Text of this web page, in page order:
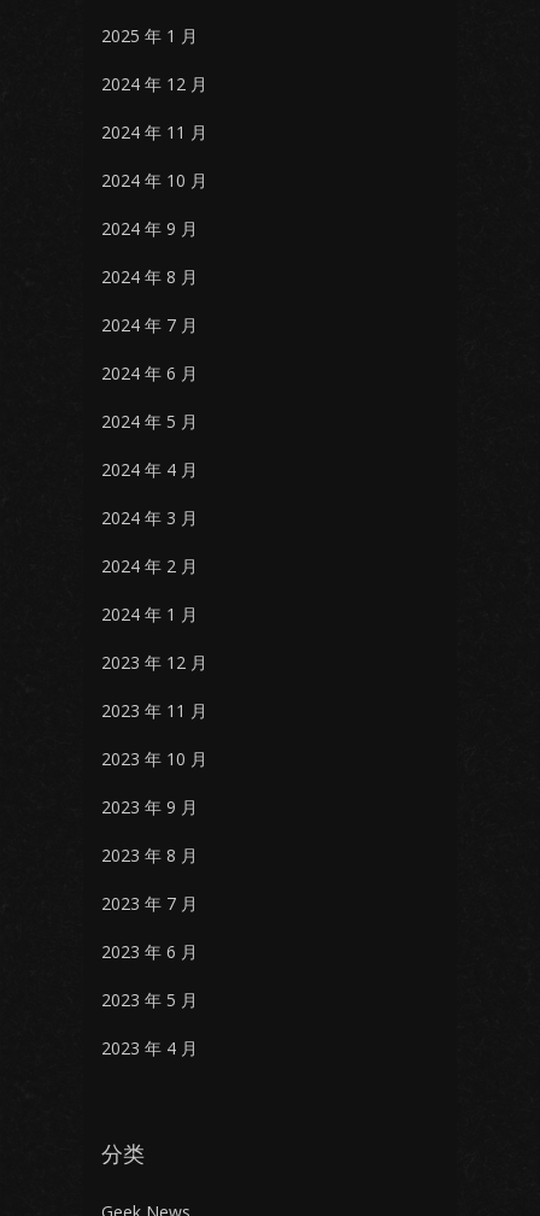
2025 年 1 月
2024 年 12 月
2024 年 11 月
2024 年 10 月
2024 年 9 月
2024 年 8 月
2024 年 7 月
2024 年 6 月
2024 年 5 月
2024 年 4 月
2024 年 3 月
2024 年 2 月
2024 年 1 月
2023 年 12 月
2023 年 11 月
2023 年 10 月
2023 年 9 月
2023 年 8 月
2023 年 7 月
2023 年 6 月
2023 年 5 月
2023 年 4 月
分类